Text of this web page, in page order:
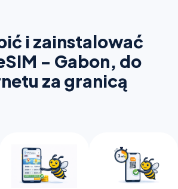
i zainstalować
- Gabon, do
za granicą